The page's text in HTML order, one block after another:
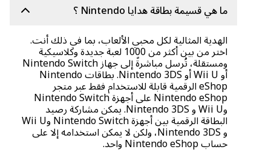
ما هي قسيمة بطاقة هدايا Nintendo ؟
الهدية المثالية لكل محبي الألعاب، بما في ذلك أنت.
اختر من بين أكثر من 1000 لعبة جديدة وكلاسيكية
ومستقلة، تُرسل مباشرةً إلى جهاز Nintendo Switch
أو Wii U أو Nintendo 3DS. بطاقات Nintendo
eShop الرقمية قابلة للاستخدام فقط عبر متجر
Nintendo eShop على أجهزة Nintendo Switch
وWii U و Nintendo 3DS. يمكن مشاركة رصيد
البطاقة الرقمية بين أجهزة Nintendo Switch وWii U
و Nintendo 3DS، ولكن لا يمكن استخدامه إلا على
حساب Nintendo eShop واحد.